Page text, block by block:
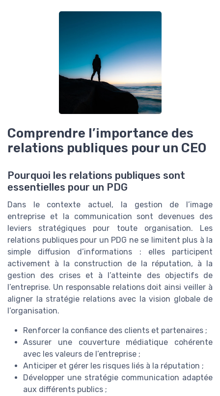
Comprendre l’importance des
relations publiques pour un CEO
Pourquoi les relations publiques sont
essentielles pour un PDG
Dans le contexte actuel, la gestion de l’image
entreprise et la communication sont devenues des
leviers stratégiques pour toute organisation. Les
relations publiques pour un PDG ne se limitent plus à la
simple diffusion d’informations : elles participent
activement à la construction de la réputation, à la
gestion des crises et à l’atteinte des objectifs de
l’entreprise. Un responsable relations doit ainsi veiller à
aligner la stratégie relations avec la vision globale de
l’organisation.
Renforcer la confiance des clients et partenaires ;
Assurer une couverture médiatique cohérente
avec les valeurs de l’entreprise ;
Anticiper et gérer les risques liés à la réputation ;
Développer une stratégie communication adaptée
aux différents publics ;